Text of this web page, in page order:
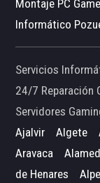
Montaje PC
Informático
Servicios
24/7 Reparación
Servidores
Ajalvir
Algete
Aravaca
de Henares